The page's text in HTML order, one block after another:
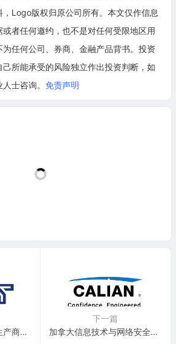
Logo版权归原公司所有。本文仅作信息
者任何邀约，也不是对任何受限地区用
为任何公司、券商、金融产品背书。投资
所能承受的风险独立作出投资判断，如
士咨询。 免责声明
丹麦电力电缆及配件生产商：NKT A/S(NRKBY)
下一篇
加拿大信息技术与网络安全解决方案公司：Calian Group Ltd.(CLNFF)